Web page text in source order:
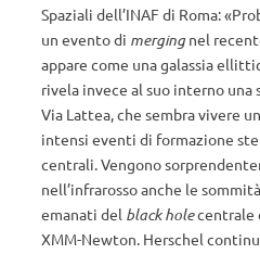
Spaziali dell’INAF di Roma:
un evento di mergingnel
appare come una galassia
rivela invece al suo interno
Via Lattea, che sembra vivere
intensi eventi di formazione
centrali. Vengono
nell’infrarosso anche le
emanati del black holecentrale
XMM-Newton. Herschel